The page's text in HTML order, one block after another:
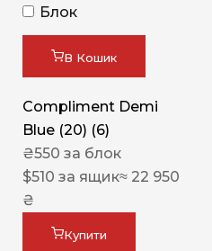
Блок
В Кошик
Compliment Demi
Blue (20) (6)
₴550 за блок
$510 за ящик≈ 22 950
₴
Купити